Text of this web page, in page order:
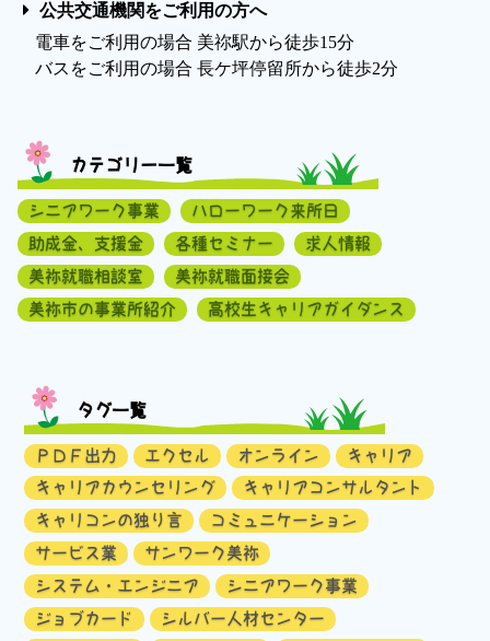
公共交通機関をご利用の方へ
電車をご利用の場合 美祢駅から徒歩15分
バスをご利用の場合 長ケ坪停留所から徒歩2分
カテゴリー一覧
シニアワーク事業
ハローワーク来所日
助成金、支援金
各種セミナー
求人情報
美祢就職相談室
美祢就職面接会
美祢市の事業所紹介
高校生キャリアガイダンス
タグ一覧
ＰＤＦ出力 エクセル オンライン
キャリア
キャリアカウンセリング
キャリアコンサルタント
キャリコンの独り言
コミュニケーション
サービス業
サンワーク美祢
システム・エンジニア
シニアワーク事業
ジョブカード
シルバー人材センター